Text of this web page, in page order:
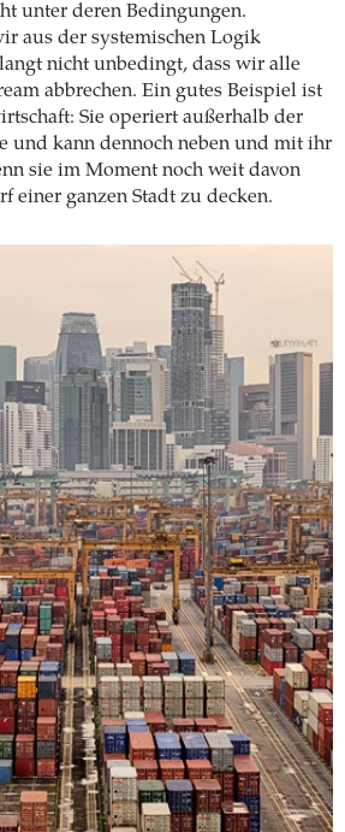
unter deren Bedingungen.
aus der systemischen Logik
nicht unbedingt, dass wir alle
abbrechen. Ein gutes Beispiel ist
Sie operiert außerhalb der
und kann dennoch neben und mit ihr
sie im Moment noch weit davon
einer ganzen Stadt zu decken.